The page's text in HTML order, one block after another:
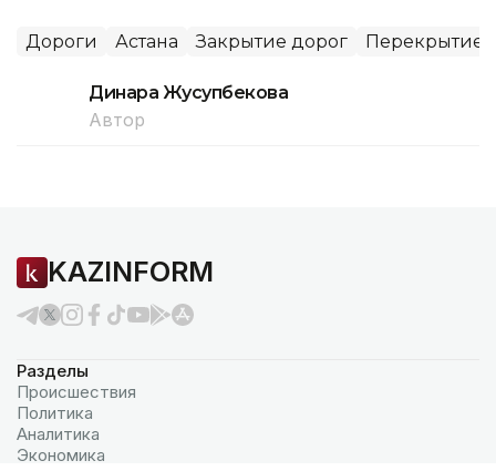
Дороги Астана Закрытие дорог Перекрытие
Динара Жусупбекова
Автор
KAZINFORM
Разделы
Происшествия
Политика
Аналитика
Экономика